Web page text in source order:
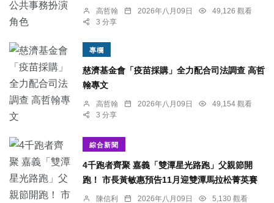
高哲翰 2026年八月09日
49,126 觀看
3 分享
專欄
慈濟基金會「疫苗採購」全力配合司法調查 高哲
翰專文
高哲翰 2026年八月09日
49,154 觀看
3 分享
綜合新聞
4千跑者齊聚 嘉義「雙潭星光路跑」父親節開
跑！ 市長黃敏惠預告11月迎雙潭馬拉松菁英賽
陳信利 2026年八月09日
5,130 觀看